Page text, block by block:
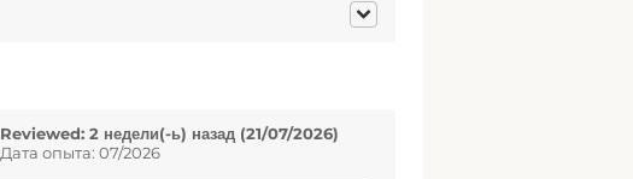
Reviewed: 2 недели(-ь) назад (21/07/2026)
Дата опыта: 07/2026